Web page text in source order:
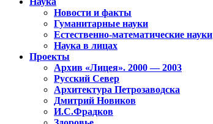
Новости и факты
Гуманитарные науки
Естественно-математические науки
Наука в лицах
Проекты
Архив «Лицея». 2000 — 2003
Русский Север
Архитектура Петрозаводска
Дмитрий Новиков
И.С.Фрадков